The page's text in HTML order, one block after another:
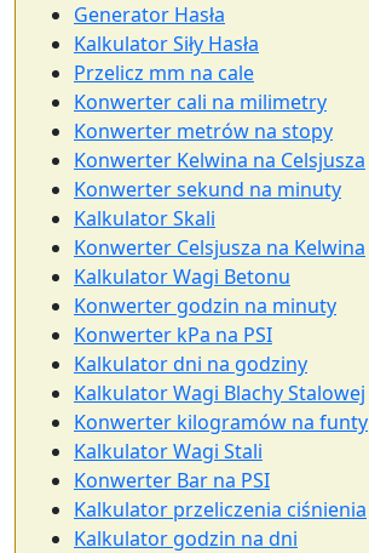
Generator Hasła
Kalkulator Siły Hasła
Przelicz mm na cale
Konwerter cali na milimetry
Konwerter metrów na stopy
Konwerter Kelwina na Celsjusza
Konwerter sekund na minuty
Kalkulator Skali
Konwerter Celsjusza na Kelwina
Kalkulator Wagi Betonu
Konwerter godzin na minuty
Konwerter kPa na PSI
Kalkulator dni na godziny
Kalkulator Wagi Blachy Stalowej
Konwerter kilogramów na funty
Kalkulator Wagi Stali
Konwerter Bar na PSI
Kalkulator przeliczenia ciśnienia
Kalkulator godzin na dni